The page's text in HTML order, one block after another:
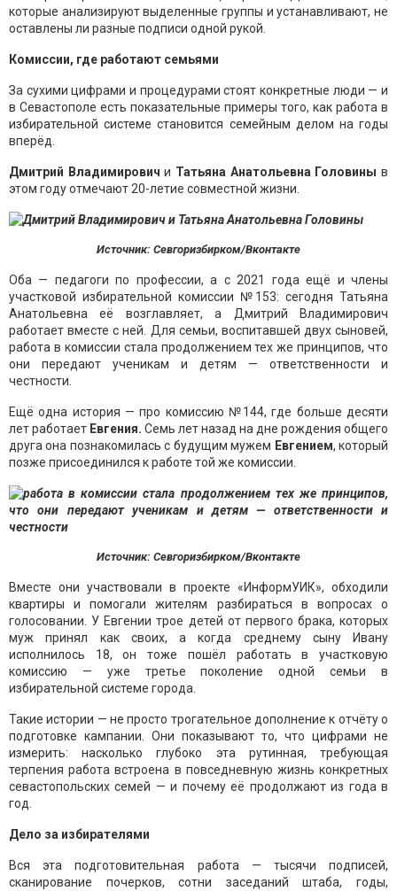
которые анализируют выделенные группы и устанавливают, не
оставлены ли разные подписи одной рукой.
Комиссии, где работают семьями
За сухими цифрами и процедурами стоят конкретные люди — и
в Севастополе есть показательные примеры того, как работа в
избирательной системе становится семейным делом на годы
вперёд.
Дмитрий Владимирович и Татьяна Анатольевна Головины в
этом году отмечают 20-летие совместной жизни.
Источник: Севгоризбирком/Вконтакте
Оба — педагоги по профессии, а с 2021 года ещё и члены
участковой избирательной комиссии №153: сегодня Татьяна
Анатольевна её возглавляет, а Дмитрий Владимирович
работает вместе с ней. Для семьи, воспитавшей двух сыновей,
работа в комиссии стала продолжением тех же принципов, что
они передают ученикам и детям — ответственности и
честности.
Ещё одна история — про комиссию №144, где больше десяти
лет работает Евгения. Семь лет назад на дне рождения общего
друга она познакомилась с будущим мужем Евгением, который
позже присоединился к работе той же комиссии.
Источник: Севгоризбирком/Вконтакте
Вместе они участвовали в проекте «ИнформУИК», обходили
квартиры и помогали жителям разбираться в вопросах о
голосовании. У Евгении трое детей от первого брака, которых
муж принял как своих, а когда среднему сыну Ивану
исполнилось 18, он тоже пошёл работать в участковую
комиссию — уже третье поколение одной семьи в
избирательной системе города.
Такие истории — не просто трогательное дополнение к отчёту о
подготовке кампании. Они показывают то, что цифрами не
измерить: насколько глубоко эта рутинная, требующая
терпения работа встроена в повседневную жизнь конкретных
севастопольских семей — и почему её продолжают из года в
год.
Дело за избирателями
Вся эта подготовительная работа — тысячи подписей,
сканирование почерков, сотни заседаний штаба, годы,